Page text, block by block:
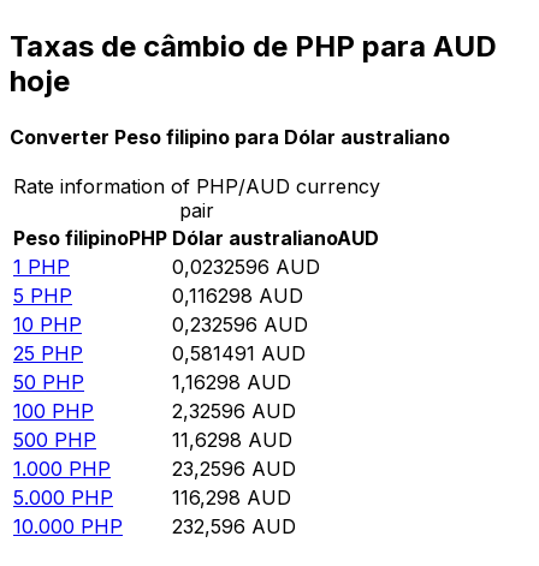
Taxas de câmbio de PHP para AUD
hoje
Converter Peso filipino para Dólar australiano
Rate information of PHP/AUD currency
pair
Peso filipinoPHP Dólar australianoAUD
1 PHP 0,0232596 AUD
5 PHP 0,116298 AUD
10 PHP 0,232596 AUD
25 PHP 0,581491 AUD
50 PHP 1,16298 AUD
100 PHP 2,32596 AUD
500 PHP 11,6298 AUD
1.000 PHP 23,2596 AUD
5.000 PHP 116,298 AUD
10.000 PHP 232,596 AUD